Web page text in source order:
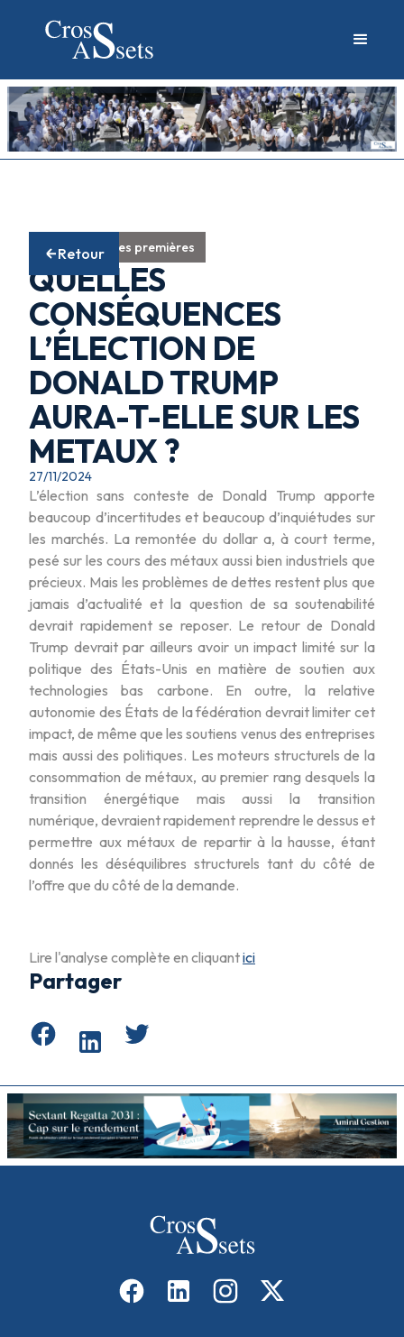
Retour
Fonds matières premières
QUELLES
CONSÉQUENCES
L’ÉLECTION DE
DONALD TRUMP
AURA-T-ELLE SUR LES
METAUX ?
27/11/2024
L’élection sans conteste de Donald Trump apporte
beaucoup d’incertitudes et beaucoup d’inquiétudes sur
les marchés. La remontée du dollar a, à court terme,
pesé sur les cours des métaux aussi bien industriels que
précieux. Mais les problèmes de dettes restent plus que
jamais d’actualité et la question de sa soutenabilité
devrait rapidement se reposer. Le retour de Donald
Trump devrait par ailleurs avoir un impact limité sur la
politique des États-Unis en matière de soutien aux
technologies bas carbone. En outre, la relative
autonomie des États de la fédération devrait limiter cet
impact, de même que les soutiens venus des entreprises
mais aussi des politiques. Les moteurs structurels de la
consommation de métaux, au premier rang desquels la
transition énergétique mais aussi la transition
numérique, devraient rapidement reprendre le dessus et
permettre aux métaux de repartir à la hausse, étant
donnés les déséquilibres structurels tant du côté de
l’offre que du côté de la demande.
Lire l'analyse complète en cliquantici
Partager